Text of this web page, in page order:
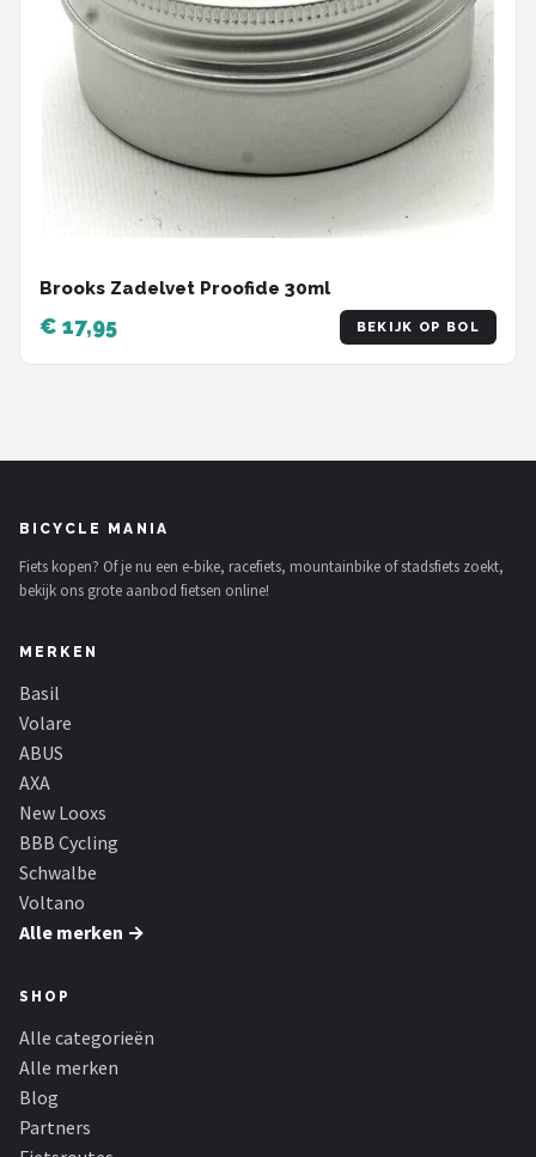
Brooks Zadelvet Proofide 30ml
€ 17,95 BEKIJK OP BOL
BICYCLE MANIA
Fiets kopen? Of je nu een e-bike, racefiets, mountainbike of stadsfiets zoekt,
bekijk ons grote aanbod fietsen online!
MERKEN
Basil
Volare
ABUS
AXA
New Looxs
BBB Cycling
Schwalbe
Voltano
Alle merken →
SHOP
Alle categorieën
Alle merken
Blog
Partners